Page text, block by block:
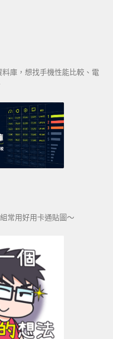
庫，想找手機性能比較、電
常用好用卡通貼圖～